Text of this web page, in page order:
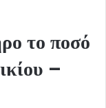
το ποσό
–